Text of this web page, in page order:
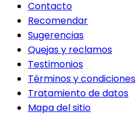
Contacto
Recomendar
Sugerencias
Quejas y reclamos
Testimonios
Términos y condiciones
Tratamiento de datos
Mapa del sitio